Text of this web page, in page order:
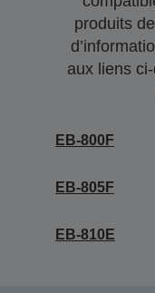
produits
aux liens
EB-800F
EB-805F
EB-810E